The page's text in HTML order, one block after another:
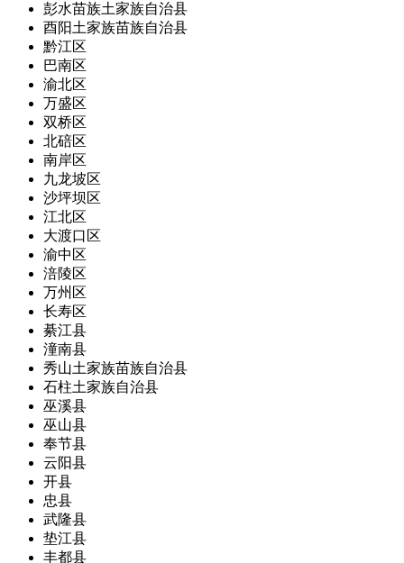
彭水苗族土家族自治县
酉阳土家族苗族自治县
黔江区
巴南区
渝北区
万盛区
双桥区
北碚区
南岸区
九龙坡区
沙坪坝区
江北区
大渡口区
渝中区
涪陵区
万州区
长寿区
綦江县
潼南县
秀山土家族苗族自治县
石柱土家族自治县
巫溪县
巫山县
奉节县
云阳县
开县
忠县
武隆县
垫江县
丰都县